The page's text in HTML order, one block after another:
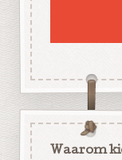
Waarom